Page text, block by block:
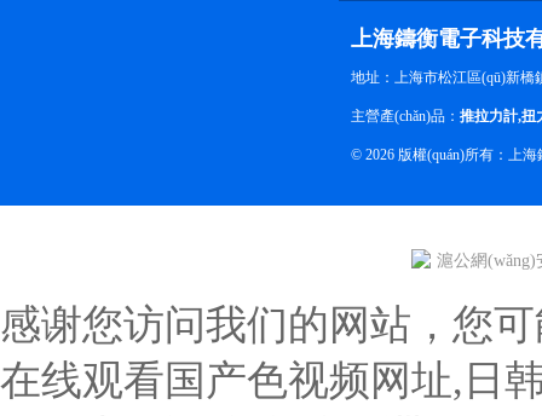
上海鑄衡電子科技
地址：上海市松江區(qū)新橋
主營產(chǎn)品： 推拉力計,扭
© 2026 版權(quán)所有：上
滬公網(wǎng)
感谢您访问我们的网站，您
在线观看国产色视频网址,日